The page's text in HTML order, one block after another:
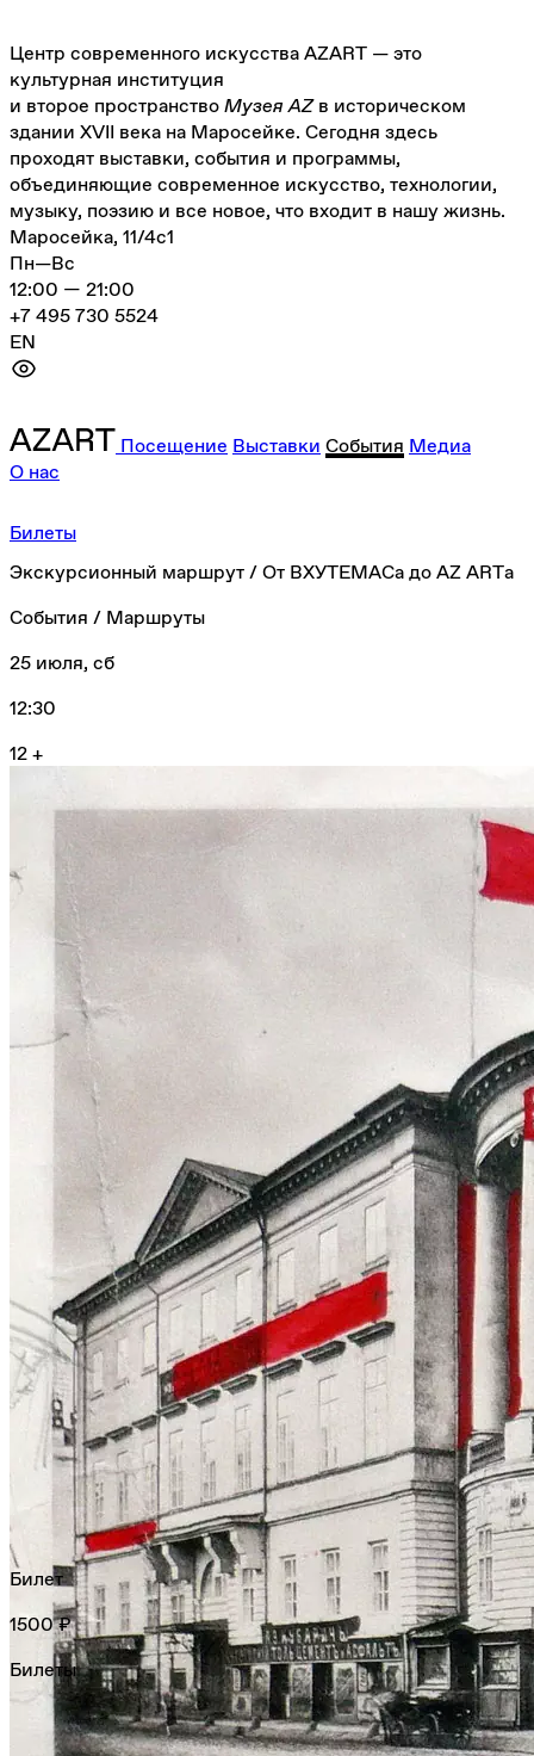
Центр современного искусства AZART — это
культурная институция
и второе пространствоМузея AZв историческом
здании XVII века на Маросейке. Сегодня здесь
проходят выставки, события и программы,
объединяющие современное искусство, технологии,
музыку, поэзию и все новое, что входит в нашу жизнь.
Маросейка, 11/4с1
Пн—Вс
12:00 — 21:00
+7 495 730 5524
EN
Посещение Выставки События Медиа
О нас
Билеты
Экскурсионный маршрут / От ВХУТЕМАСа до AZ ARTа
События / Маршруты
25 июля, сб
12:30
12 +
Билет
1500 ₽
Билеты